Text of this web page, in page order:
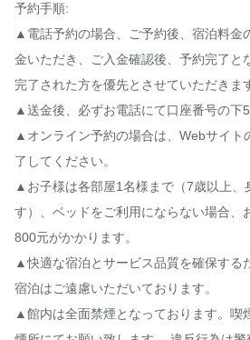
予約手順:
▲電話予約の場合、ご予約後、宿泊料金
金いただき、ご入金確認後、予約完了と
完了された方を優先とさせていただきま
▲送金後、必ずお電話にて口座番号の下5
▲オンライン予約の場合は、Webサイト
了してください。
▲お子様は各部屋1名様まで（7歳以上、
す）、ベッドをご利用にならない場合、
800元がかかります。
▲快適な宿泊とサービス品質を確保する
宿泊はご遠慮いただいております。
▲館内は全面禁煙となっております。喫